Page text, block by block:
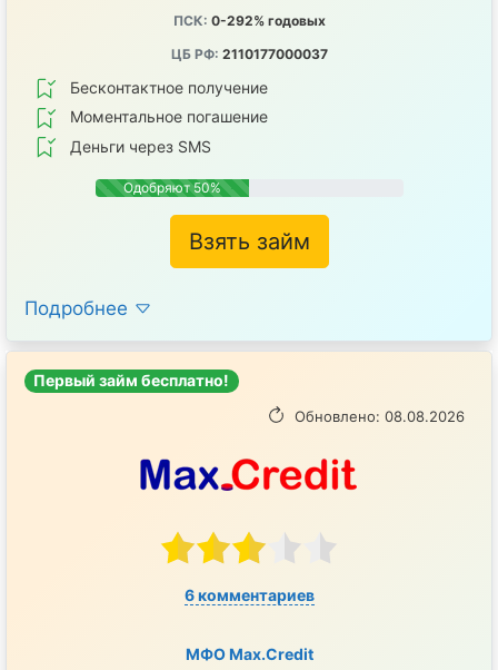
ПСК: 0-292% годовых
ЦБ РФ: 2110177000037
Бесконтактное получение
Mоментальное погашение
Деньги через SMS
Одобряют 50%
Взять займ
Подробнее
Первый займ бесплатно!
Обновлено: 08.08.2026
6 комментариев
МФО Max.Credit